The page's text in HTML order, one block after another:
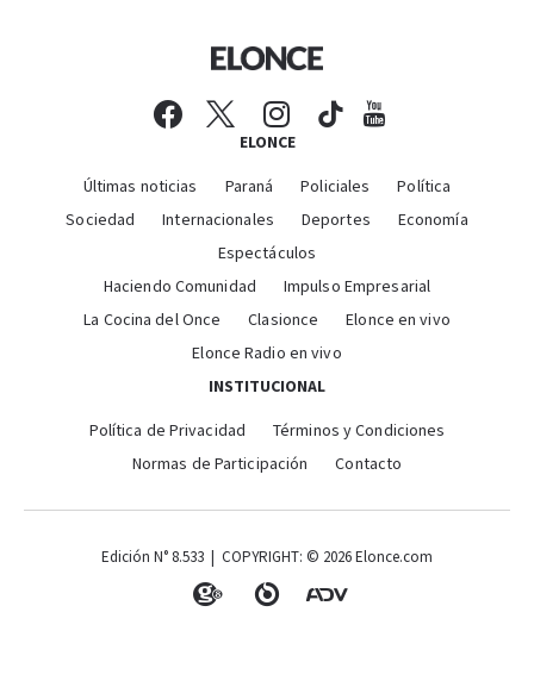
ELONCE
Últimas noticias Paraná Policiales
Política
Sociedad
Internacionales Deportes
Economía
Espectáculos
Haciendo Comunidad
Impulso Empresarial
La Cocina del Once
Clasionce
Elonce en vivo
Elonce Radio en vivo
INSTITUCIONAL
Política de Privacidad
Términos y Condiciones
Normas de Participación
Contacto
Edición N° 8.533 | COPYRIGHT: © 2026 Elonce.com